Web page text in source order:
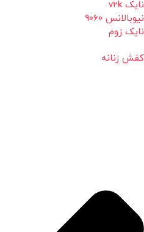
نایک v2k
نیوبالانس 9060
نایک زوم
کفش زنانه